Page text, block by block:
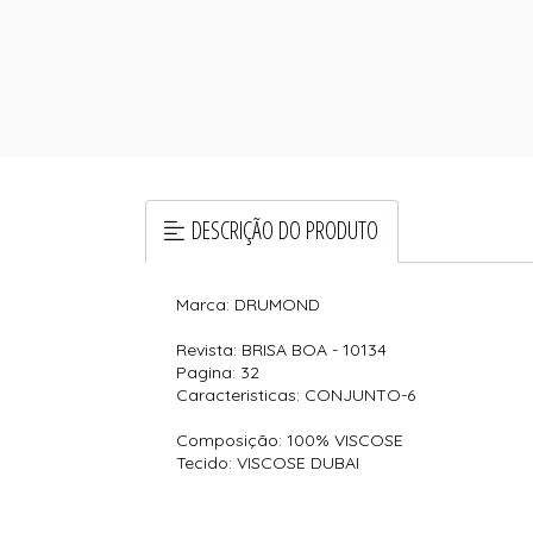
DESCRIÇÃO DO PRODUTO
Marca: DRUMOND
Revista: BRISA BOA - 10134
Pagina: 32
Caracteristicas: CONJUNTO-6
Composição: 100% VISCOSE
Tecido: VISCOSE DUBAI